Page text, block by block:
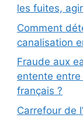
les fuites,
Comment
canalisation
Fraude aux
entente entre
français ?
Carrefour de